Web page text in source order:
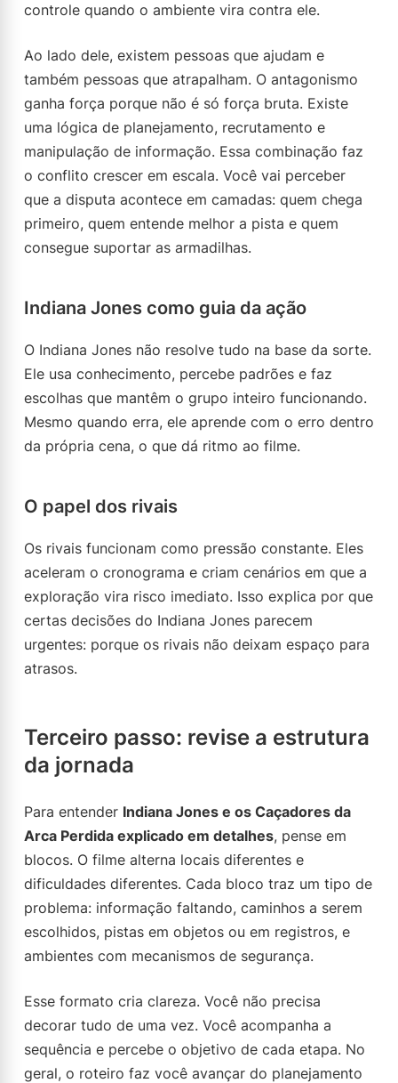
controle quando o ambiente vira contra ele.
Ao lado dele, existem pessoas que ajudam e
também pessoas que atrapalham. O antagonismo
ganha força porque não é só força bruta. Existe
uma lógica de planejamento, recrutamento e
manipulação de informação. Essa combinação faz
o conflito crescer em escala. Você vai perceber
que a disputa acontece em camadas: quem chega
primeiro, quem entende melhor a pista e quem
consegue suportar as armadilhas.
Indiana Jones como guia da ação
O Indiana Jones não resolve tudo na base da sorte.
Ele usa conhecimento, percebe padrões e faz
escolhas que mantêm o grupo inteiro funcionando.
Mesmo quando erra, ele aprende com o erro dentro
da própria cena, o que dá ritmo ao filme.
O papel dos rivais
Os rivais funcionam como pressão constante. Eles
aceleram o cronograma e criam cenários em que a
exploração vira risco imediato. Isso explica por que
certas decisões do Indiana Jones parecem
urgentes: porque os rivais não deixam espaço para
atrasos.
Terceiro passo: revise a estrutura
da jornada
Para entender Indiana Jones e os Caçadores da
Arca Perdida explicado em detalhes, pense em
blocos. O filme alterna locais diferentes e
dificuldades diferentes. Cada bloco traz um tipo de
problema: informação faltando, caminhos a serem
escolhidos, pistas em objetos ou em registros, e
ambientes com mecanismos de segurança.
Esse formato cria clareza. Você não precisa
decorar tudo de uma vez. Você acompanha a
sequência e percebe o objetivo de cada etapa. No
geral, o roteiro faz você avançar do planejamento